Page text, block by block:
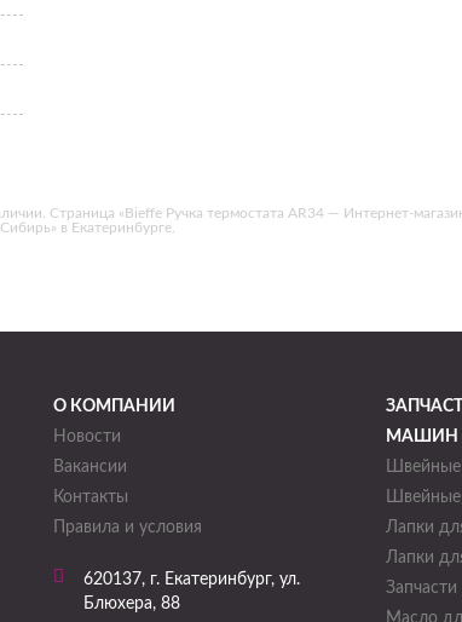
Страница «Bieffe Ручка термостата AR34 — Интернет-
в Екатеринбурге.
О КОМПАНИИ
Новости
Вакансии
Контакты
Правила и условия
620137, г. Екатеринбург, ул.
Блюхера, 88
МАШИН
Швейные
Лапки
Лапки
Масло